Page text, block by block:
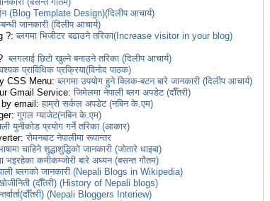
(Blog Template Design)(दिलीप आचार्य)
जानकारी (दिलीप आचार्य)
?:ब्लगमा भिजीटर बढाउने तरिका(Increase visitor in your blog)
?ब्लगलाई छिटो खुल्ने बनाउने तरिका (दिलीप आचार्य)
प्राविधिक प्रक्रिया(विनोद पाठक)
CSS Menu:ब्लगमा उपयोग हुने क्लिक-बटन बारे जानकारी (दिलीप आचार्य)
Gmail Service:जिमेलमा नेपाली ब्लग अपडेट (दौँतरी)
by email:हाम्रो सर्कल अपडेट (नबिन के.एम)
गुगल ग्याजेट(नबिन के.एम)
युनीकोड प्रयोग गर्ने तरिका (आकार)
रोमनबाट नेपालीमा रूपान्तर
चाहिने शुद्धाशुद्धिको जानकारी (जोतारे धाइबा)
भइरहेका कमीकम्जोरी बारे अध्यन (बसन्त गौतम)
ब्लगको जानकारी (Nepali Blogs in Wikipedia)
(दौँतरी) (History of Nepali blogs)
(Nepali Bloggers Interiew)